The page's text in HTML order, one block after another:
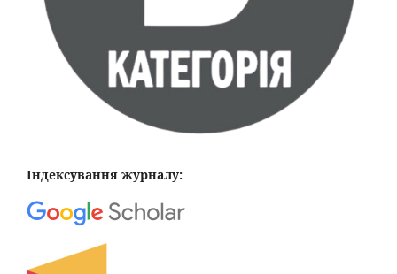
Індексування журналу: